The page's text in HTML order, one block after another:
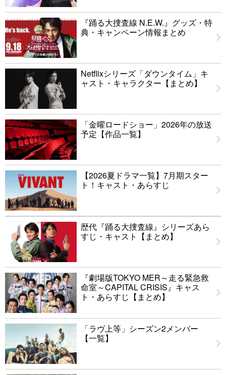
『踊る大捜査線 N.E.W.』グッズ・特
典・キャンペーン情報まとめ
Netflixシリーズ「ダウンタイム」キ
ャスト・キャラクター【まとめ】
「金曜ロードショー」2026年の放送
予定【作品一覧】
【2026夏ドラマ一覧】7月期スター
ト！キャスト・あらすじ
歴代『踊る大捜査線』シリーズあら
すじ・キャスト【まとめ】
『劇場版TOKYO MER～走る緊急救
命室～CAPITAL CRISIS』キャス
ト・あらすじ【まとめ】
「ラヴ上等」シーズン2メンバー
【一覧】